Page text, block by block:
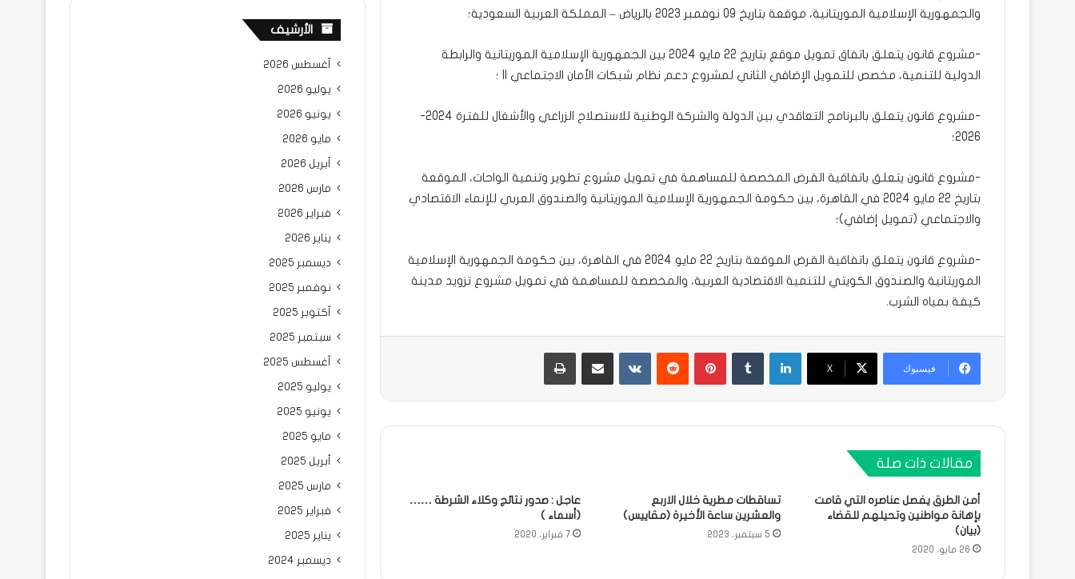
والجمهورية الإسلامية الموريتانية، موقعة بتاريخ 09 نوفمبر 2023 بالرياض – المملكة العربية السعودية؛
-مشروع قانون يتعلق باتفاق تمويل موقع بتاريخ 22 مايو 2024 بين الجمهورية الإسلامية الموريتانية والرابطة
الدولية للتنمية، مخصص للتمويل الإضافي الثاني لمشروع دعم نظام شبكات الأمان الاجتماعي II ؛
-مشروع قانون يتعلق بالبرنامج التعاقدي بين الدولة والشركة الوطنية للاستصلاح الزراعي والأشغال للفترة 2024-
2026؛
-مشروع قانون يتعلق باتفاقية القرض المخصصة للمساهمة في تمويل مشروع تطوير وتنمية الواحات، الموقعة
بتاريخ 22 مايو 2024 في القاهرة، بين حكومة الجمهورية الإسلامية الموريتانية والصندوق العربي للإنماء الاقتصادي
والاجتماعي (تمويل إضافي)؛
-مشروع قانون يتعلق باتفاقية القرض الموقعة بتاريخ 22 مايو 2024 في القاهرة، بين حكومة الجمهورية الإسلامية
الموريتانية والصندوق الكويتي للتنمية الاقتصادية العربية، والمخصصة للمساهمة في تمويل مشروع تزويد مدينة
كيفة بمياه الشرب.
فيسبوك X
لينكدإن بينتيريست مشاركة عبر البريد طباعة
مقالات ذات صلة
أمن الطرق يفصل عناصره التي قامت
بإهانة مواطنين وتحيلهم للقضاء
(بيان)
26 مايو، 2020
تساقطات مطرية خلال الاربع
والعشرين ساعة الأخيرة (مقاييس)
5 سبتمبر، 2023
عاجل : صدور نتائج وكلاء الشرطة ……
(أسماء )
7 فبراير، 2020
الأرشيف
أغسطس 2026
يوليو 2026
يونيو 2026
مايو 2026
أبريل 2026
مارس 2026
فبراير 2026
يناير 2026
ديسمبر 2025
نوفمبر 2025
أكتوبر 2025
سبتمبر 2025
أغسطس 2025
يوليو 2025
يونيو 2025
مايو 2025
أبريل 2025
مارس 2025
فبراير 2025
يناير 2025
ديسمبر 2024